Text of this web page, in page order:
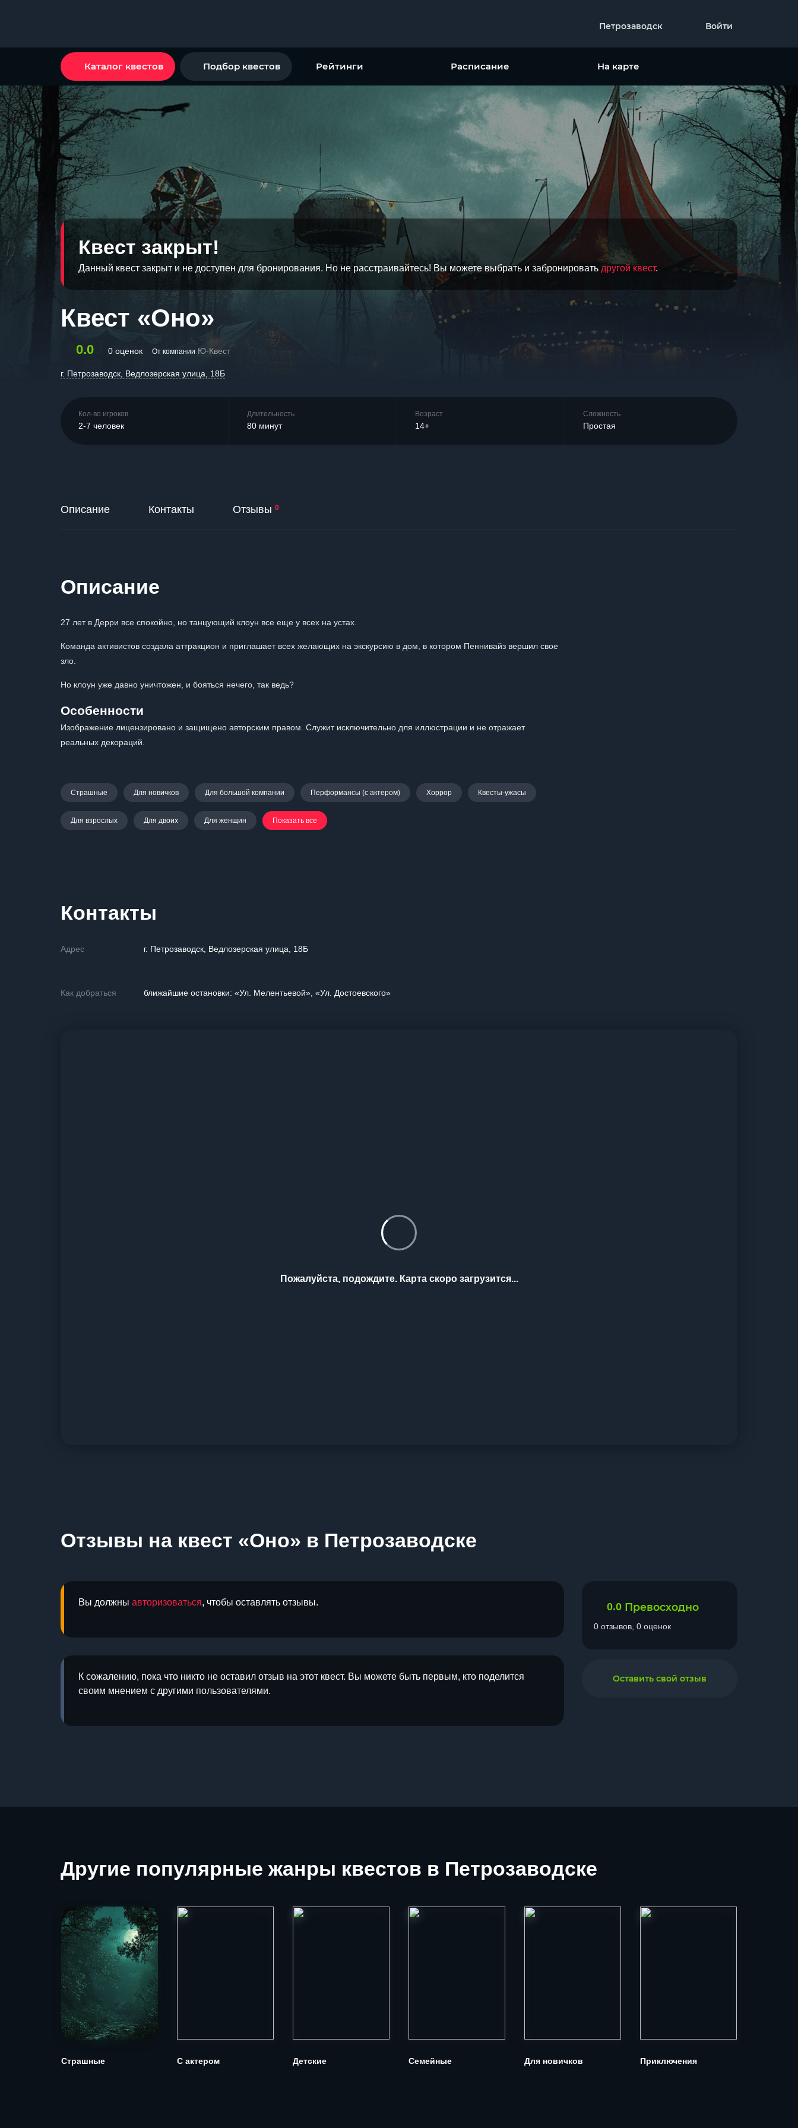
Петрозаводск Войти
Каталог квестов Подбор квестов Рейтинги Расписание На карте
Квест закрыт!
Данный квест закрыт и не доступен для бронирования. Но не расстраивайтесь! Вы можете выбрать и забронировать другой квест.
Квест «Оно»
0.0 0 оценок От компании Ю-Квест
г. Петрозаводск, Ведлозерская улица, 18Б
Кол-во игроков
2-7 человек
Длительность
80 минут
Возраст
14+
Сложность
Простая
Описание Контакты Отзывы 0
Описание
27 лет в Дерри все спокойно, но танцующий клоун все еще у всех на устах.
Команда активистов создала аттракцион и приглашает всех желающих на экскурсию в дом, в котором Пеннивайз вершил свое
зло.
Но клоун уже давно уничтожен, и бояться нечего, так ведь?
Особенности
Изображение лицензировано и защищено авторским правом. Служит исключительно для иллюстрации и не отражает
реальных декораций.
Страшные Для новичков Для большой компании Перформансы (с актером) Хоррор Квесты-ужасы
Для взрослых Для двоих Для женщин Показать все
Контакты
Адрес г. Петрозаводск, Ведлозерская улица, 18Б
Как добраться ближайшие остановки: «Ул. Мелентьевой», «Ул. Достоевского»
Пожалуйста, подождите. Карта скоро загрузится...
Отзывы на квест «Оно» в Петрозаводске
Вы должны авторизоваться, чтобы оставлять отзывы.
К сожалению, пока что никто не оставил отзыв на этот квест. Вы можете быть первым, кто поделится
своим мнением с другими пользователями.
0.0 Превосходно
0 отзывов, 0 оценок
Оставить свой отзыв
Другие популярные жанры квестов в Петрозаводске
Страшные С актером Детские Семейные Для новичков Приключения